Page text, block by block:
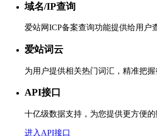
域名/IP查询
爱站网ICP备案查询功能提供给用户
爱站词云
为用户提供相关热门词汇，精准把
API接口
十亿级数据支持，为您提供更方便
进入API接口